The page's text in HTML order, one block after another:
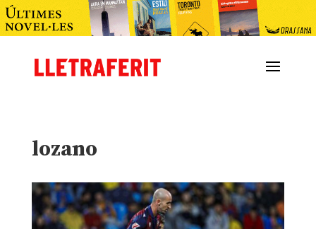
lozano